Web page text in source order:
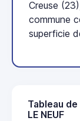
Creuse
commune
superficie
Tableau
LE NEUF